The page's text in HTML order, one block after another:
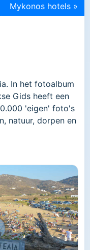
Mykonos hotels »
In het fotoalbum
Gids heeft een
'eigen' foto's
natuur, dorpen en